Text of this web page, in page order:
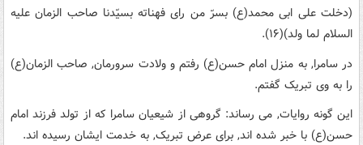
(دخلت علی ابی محمد(ع) بسرّ من رای فهناته بسیّدنا صاحب الزمان علیه
السلام لما ولد)(۱۶).
در سامرا, به منزل امام حسن(ع) رفتم و ولادت سرورمان, صاحب الزمان(ع)
را به وی تبریک گفتم.
این گونه روایات, می رساند: گروهی از شیعیان سامرا که از تولد فرزند امام
حسن(ع) با خبر شده اند, برای عرض تبریک, به خدمت ایشان رسیده اند.